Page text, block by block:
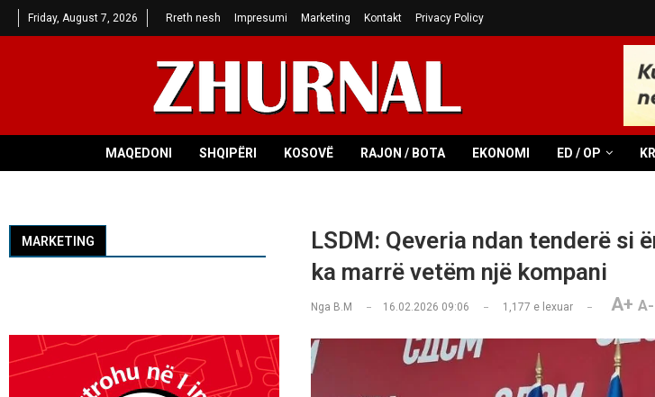
Friday, August 7, 2026 Rreth nesh Impresumi Marketing Kontakt Privacy Policy
MAQEDONI SHQIPËRI KOSOVË RAJON / BOTA EKONOMI ED / OP
LSDM: Qeveria ndan tenderë si
ka marrë vetëm një kompani
Nga B.M 16.02.2026 09:06 1,177 e lexuar A+ A-
MARKETING